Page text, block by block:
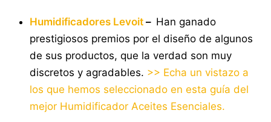
Humidificadores Levoit – Han ganado
prestigiosos premios por el diseño de algunos
de sus productos, que la verdad son muy
discretos y agradables. >> Echa un vistazo a
los que hemos seleccionado en esta guía del
mejor Humidificador Aceites Esenciales.